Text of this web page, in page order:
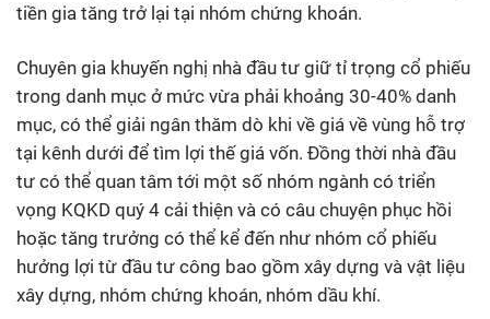
tiền gia tăng trở lại tại nhóm chứng khoán.
Chuyên gia khuyến nghị nhà đầu tư giữ tỉ trọng cổ phiếu
trong danh mục ở mức vừa phải khoảng 30-40% danh
mục, có thể giải ngân thăm dò khi về giá về vùng hỗ trợ
tại kênh dưới để tìm lợi thế giá vốn. Đồng thời nhà đầu
tư có thể quan tâm tới một số nhóm ngành có triển
vọng KQKD quý 4 cải thiện và có câu chuyện phục hồi
hoặc tăng trưởng có thể kể đến như nhóm cổ phiếu
hưởng lợi từ đầu tư công bao gồm xây dựng và vật liệu
xây dựng, nhóm chứng khoán, nhóm dầu khí.